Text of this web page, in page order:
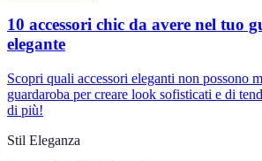
10 accessori chic da avere nel tuo
elegante
Scopri quali accessori eleganti non possono
guardaroba per creare look sofisticati e di
di più!
Stil Eleganza